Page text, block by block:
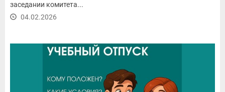
заседании комитета...
04.02.2026